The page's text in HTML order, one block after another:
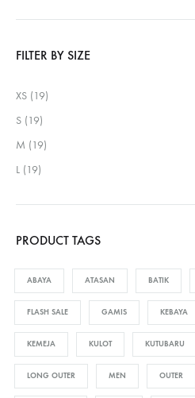
FILTER BY SIZE
XS (19)
S (19)
M (19)
L (19)
PRODUCT TAGS
ABAYA ATASAN BATIK
FLASH SALE GAMIS KEBAYA
KEMEJA KULOT KUTUBARU
LONG OUTER MEN OUTER